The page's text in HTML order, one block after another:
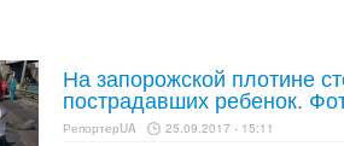
На запорожской плотине
пострадавших ребенок.
РепортерUA 25.09.2017 - 15:11